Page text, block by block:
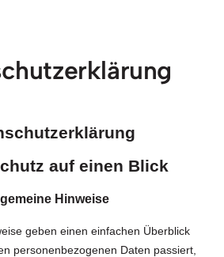
auf einen Blick
Hinweise
geben einen einfachen Überblick
personenbezogenen Daten passiert,